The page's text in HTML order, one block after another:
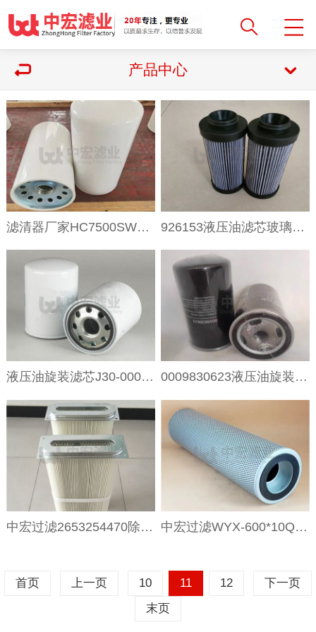
产品中心
滤清器厂家HC7500SWT8H旋装过滤器滤芯 926153液压油滤芯玻璃纤维过滤材质
液压油旋装滤芯J30-000392玻璃纤维过滤材质 0009830623液压油旋装过滤器
中宏过滤2653254470除尘滤芯型号尺寸 中宏过滤WYX-600*10Q2泵车液压油滤芯型号
首页 上一页 10 11 12
下一页
末页